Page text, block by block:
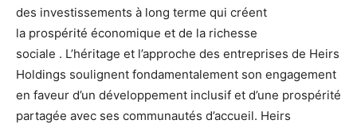
des investissements à long terme qui créent
la prospérité économique et de la richesse
sociale . L’héritage et l’approche des entreprises de Heirs
Holdings soulignent fondamentalement son engagement
en faveur d’un développement inclusif et d’une prospérité
partagée avec ses communautés d’accueil. Heirs